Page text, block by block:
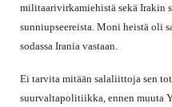
militaarivirkamiehistä sekä Irakin
sunniupseereista. Moni heistä oli
sodassa Irania vastaan.
Ei tarvita mitään salaliittoja sen
suurvaltapolitiikka, ennen muuta